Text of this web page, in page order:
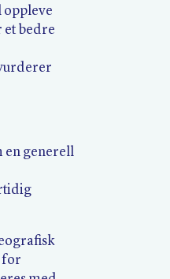
oppleve
bedre
en generell
for